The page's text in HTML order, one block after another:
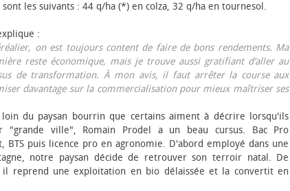
les suivants : 44 q/ha (*) en colza, 32 q/ha en tournesol.
:
on est toujours content de faire de bons rendements. Ma
reste économique, mais je trouve aussi gratifiant d’aller au
de transformation. À mon avis, il faut arrêter la course aux
davantage sur la commercialisation pour mieux maîtriser ses
du paysan bourrin que certains aiment à décrire lorsqu'ils
"grande ville", Romain Prodel a un beau cursus. Bac Pro
BTS puis licence pro en agronomie. D'abord employé dans une
notre paysan décide de retrouver son terroir natal. De
il reprend une exploitation en bio délaissée et la convertit en